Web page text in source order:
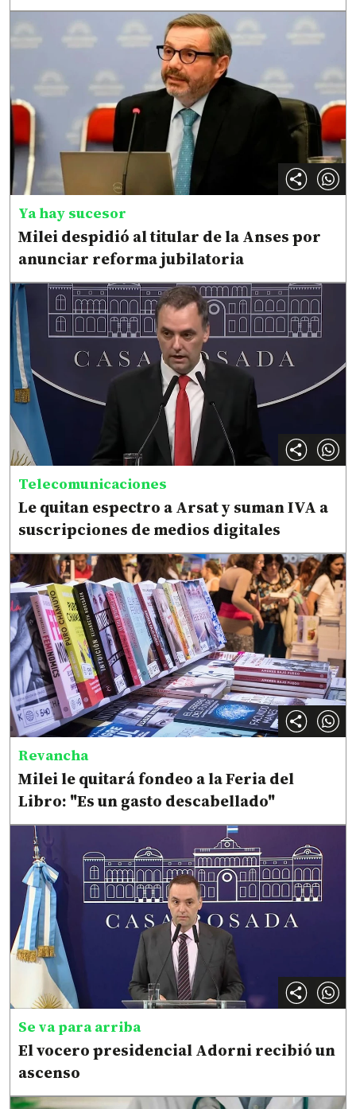
Ya hay sucesor
Milei despidió al titular de la Anses por
anunciar reforma jubilatoria
Telecomunicaciones
Le quitan espectro a Arsat y suman IVA a
suscripciones de medios digitales
Revancha
Milei le quitará fondeo a la Feria del
Libro: "Es un gasto descabellado"
Se va para arriba
El vocero presidencial Adorni recibió un
ascenso